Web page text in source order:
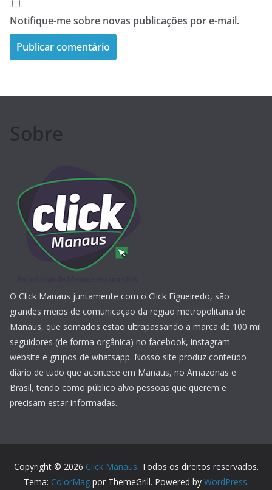
Notifique-me sobre novas publicações por e-mail.
Sobre
O Click Manaus juntamente com o Click Figueiredo, são
grandes meios de comunicação da região metropolitana de
Manaus, que somados estão ultrapassando a marca de 100 mil
seguidores (de forma orgânica) no facebook, instagram
website e grupos de whatsapp. Nosso site produz conteúdo
diário de tudo que acontece em Manaus, no Amazonas e
Brasil, tendo como público alvo pessoas que querem e
precisam estar informadas.
Copyright © 2026 Click Manaus. Todos os direitos reservados.
Tema: ColorMagpor ThemeGrill. Powered by WordPress.